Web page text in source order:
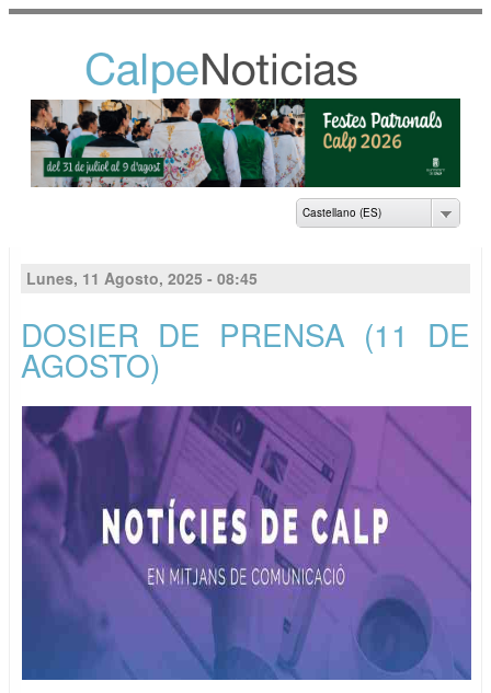
principal
NOTICIAS DEL
AYUNTAMIENTO DE
Castellano (ES)
Lunes, 11 Agosto, 2025 - 08:45
DOSIER DE PRENSA (11 DE
AGOSTO)